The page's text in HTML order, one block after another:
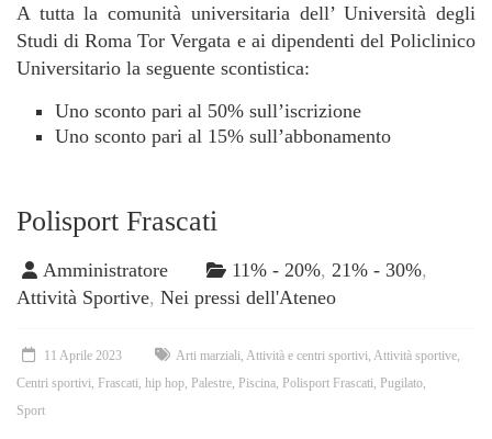
A tutta la comunità universitaria dell’ Università degli
Studi di Roma Tor Vergata e ai dipendenti del Policlinico
Universitario la seguente scontistica:
Uno sconto pari al 50% sull’iscrizione
Uno sconto pari al 15% sull’abbonamento
Polisport Frascati
Amministratore 11% - 20%, 21% - 30%,
Attività Sportive, Nei pressi dell'Ateneo
11 Aprile 2023 Arti marziali Attività e centri sportivi Attività sportive
Centri sportivi Frascati hip hop Palestre Piscina Polisport Frascati Pugilato
Sport